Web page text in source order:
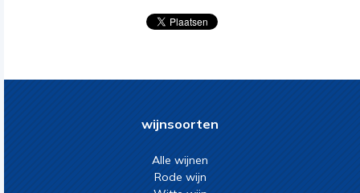
wijnsoorten
Alle wijnen
Rode wijn